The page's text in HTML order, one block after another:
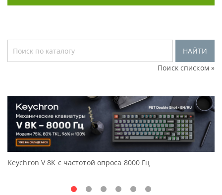
НАЙТИ
Поиск списком »
Keychron V 8K с частотой опроса 8000 Гц